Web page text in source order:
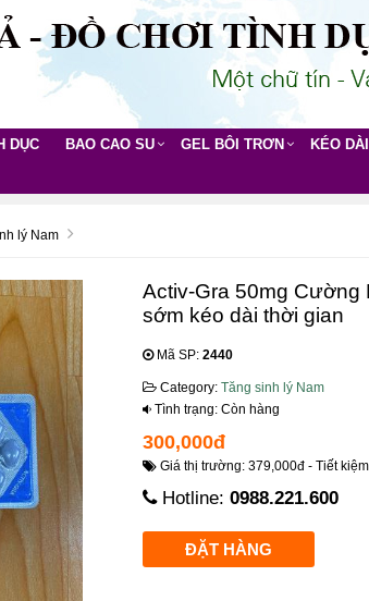
DỤC BAO CAO SU GEL BÔI TRƠN KÉO
lý Nam
Activ-Gra 50mg
sớm kéo dài thời gian
Mã SP: 2440
Category: Tăng sinh lý Nam
Tình trạng: Còn hàng
300,000đ
Giá thị trường: 379,000đ - Tiết
Hotline: 0988.221.600